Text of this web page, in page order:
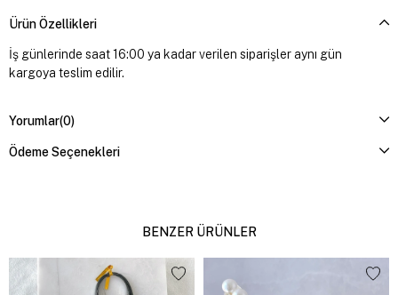
Ürün Özellikleri
İş günlerinde saat 16:00 ya kadar verilen siparişler aynı gün
kargoya teslim edilir.
Yorumlar(0)
Ödeme Seçenekleri
BENZER ÜRÜNLER